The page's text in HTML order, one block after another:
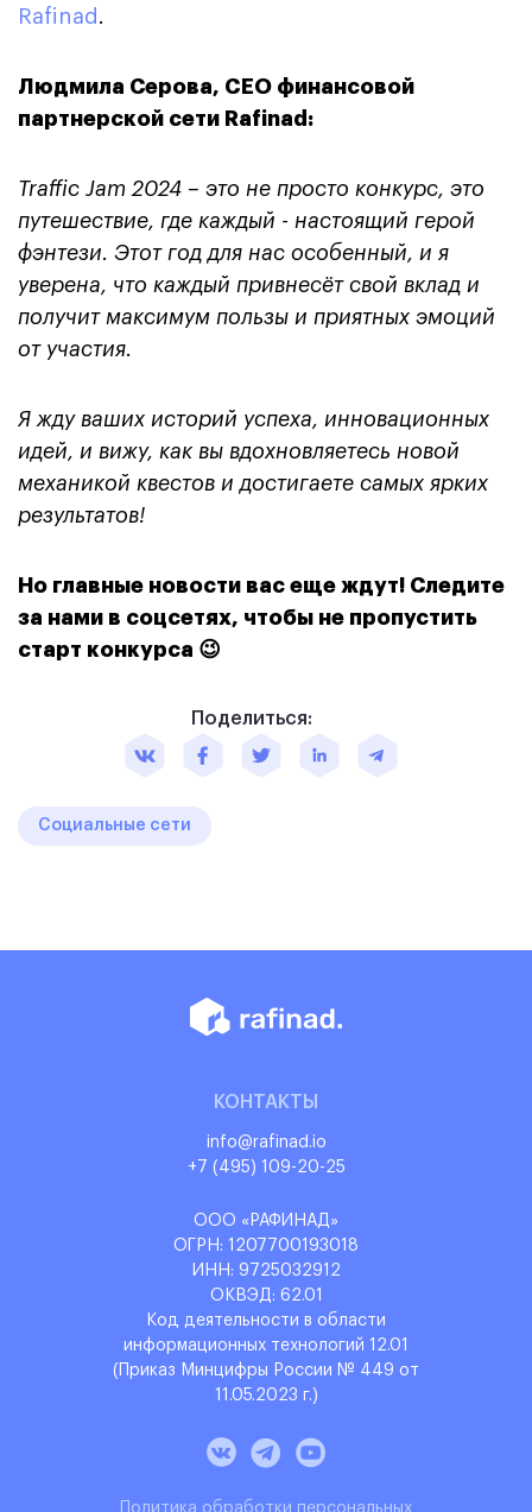
Rafinad .
Людмила Серова, CEO финансовой
партнерской сети Rafinad:
Traffic Jam 2024 – это не просто конкурс, это
путешествие, где каждый - настоящий герой
фэнтези. Этот год для нас особенный, и я
уверена, что каждый привнесёт свой вклад и
получит максимум пользы и приятных эмоций
от участия.
Я жду ваших историй успеха, инновационных
идей, и вижу, как вы вдохновляетесь новой
механикой квестов и достигаете самых ярких
результатов!
Но главные новости вас еще ждут! Следите
за нами в соцсетях, чтобы не пропустить
старт конкурса 😉
Поделиться:
Социальные сети
КОНТАКТЫ
info@rafinad.io
+7 (495) 109-20-25
ООО «РАФИНАД»
ОГРН: 1‌207700193018
ИНН: 9‌725032912
ОКВЭД: 6‌2.01
Код деятельности в области
информационных технологий 12.01
(Приказ Минцифры России № 449 от
11.05.2023 г.)
Политика обработки персональных